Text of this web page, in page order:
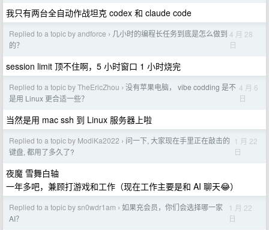
我只有两台全自动作战坦克 codex 和 claude code
Replied to a topic by andforce › 几小时的编程长任务到底是怎么做到
的？
4 月 28
日
session limit 顶不住啊，5 小时窗口 1 小时烧完
Replied to a topic by TheEricZhou › 没有苹果电脑， vibe codding 是不
是用 Linux 更合适一些？
4 月 6
日
当然是用 mac ssh 到 Linux 服务器上啦
Replied to a topic by ModiKa2022 › 问一下, 大家现在手里正在敲击的
键盘, 都用了多久了?
1 月 22
日
夜魔 雪舞白轴
一年多吧，兼顾打游戏和工作（现在工作主要是和 AI 聊天😂）
Replied to a topic by sn0wdr1am › 如果充会员，你们会选择哪一家
AI？
1 月 22
日